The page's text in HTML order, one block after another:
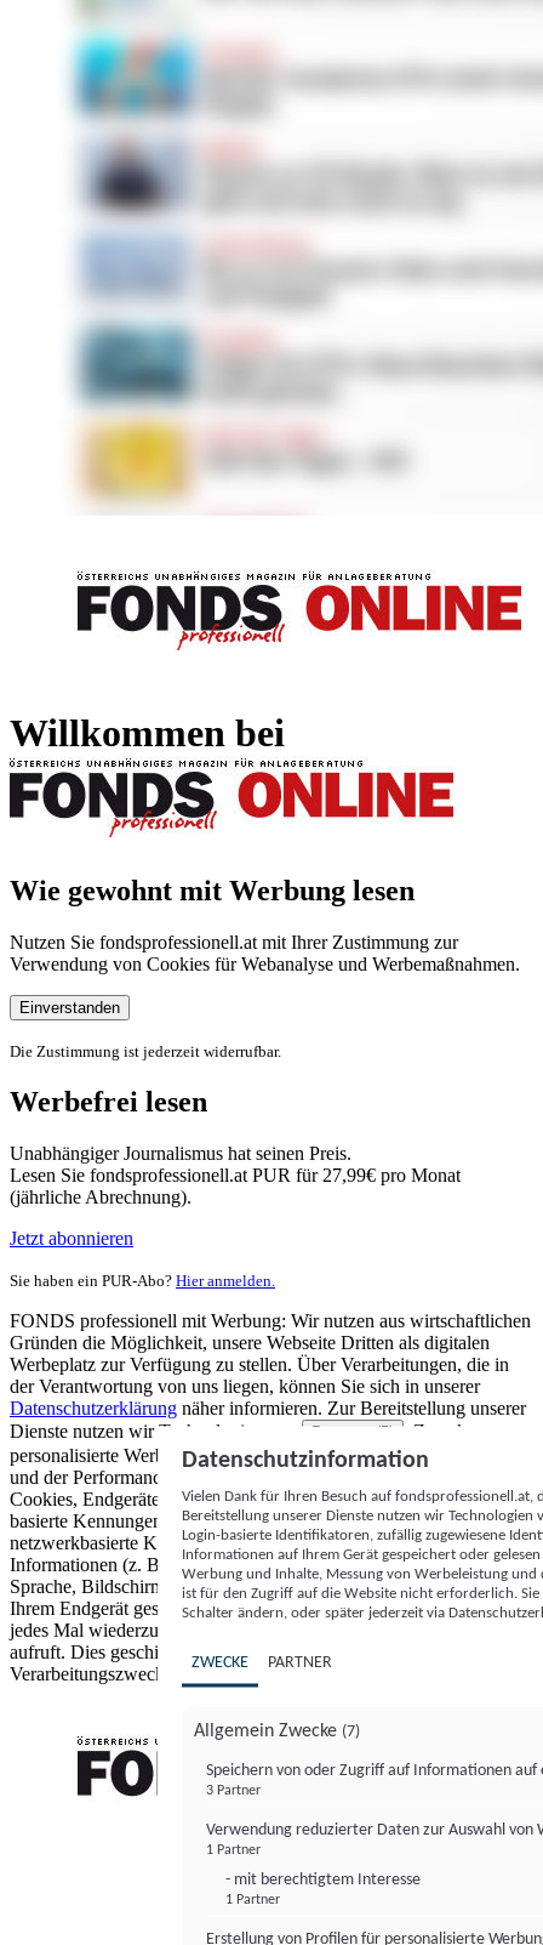
Willkommen bei
Wie gewohnt mit Werbung lesen
Nutzen Sie fondsprofessionell.at mit Ihrer Zustimmung zur
Verwendung von Cookies für Webanalyse und Werbemaßnahmen.
Einverstanden
Die Zustimmung ist jederzeit widerrufbar.
Werbefrei lesen
Unabhängiger Journalismus hat seinen Preis.
Lesen Sie fondsprofessionell.at PUR für 27,99€ pro Monat
(jährliche Abrechnung).
Jetzt abonnieren
Sie haben ein PUR-Abo? Hier anmelden.
FONDS professionell mit Werbung: Wir nutzen aus wirtschaftlichen
Gründen die Möglichkeit, unsere Webseite Dritten als digitalen
Werbeplatz zur Verfügung zu stellen. Über Verarbeitungen, die in
der Verantwortung von uns liegen, können Sie sich in unserer
Datenschutzerklärung näher informieren. Zur Bereitstellung unserer
Dienste nutzen wir Technologien von
Partnern (5)
. Zwecke:
personalisierte Werbung und Inhalte, Messung von Werbeleistung
und der Performance von Inhalten sowie Zielgruppenforschung.
Cookies, Endgeräte- oder ähnliche Online-Kennungen (z. B. login-
basierte Kennungen, zufällig generierte Kennungen,
netzwerkbasierte Kennungen) können zusammen mit anderen
Informationen (z. B. Browsertyp und Browserinformationen,
Sprache, Bildschirmgröße, unterstützte Technologien usw.) auf
Ihrem Endgerät gespeichert oder von dort ausgelesen werden, um es
jedes Mal wiederzuerkennen, wenn es eine App oder einer Webseite
aufruft. Dies geschieht für einen oder mehrere der hier aufgeführten
Verarbeitungszwecke.
Datenschutzinformation
Vielen Dank für Ihren Besuch auf
Bereitstellung unserer Dienste nutzen wir Technologien
Login-basierte Identifikatoren, zufällig zugewiesene
Informationen auf Ihrem Gerät gespeichert oder
Werbung und Inhalte, Messung von Werbeleistung
ist für den Zugriff auf die Website nicht erforderlich.
Schalter ändern, oder später jederzeit via
ZWECKE PARTNER
Allgemein Zwecke (7)
Speichern von oder Zugriff auf Informationen auf
3 Partner
Verwendung reduzierter Daten zur Auswahl von
1 Partner
- mit berechtigtem Interesse
1 Partner
Erstellung von Profilen für personalisierte
FONDS professionell